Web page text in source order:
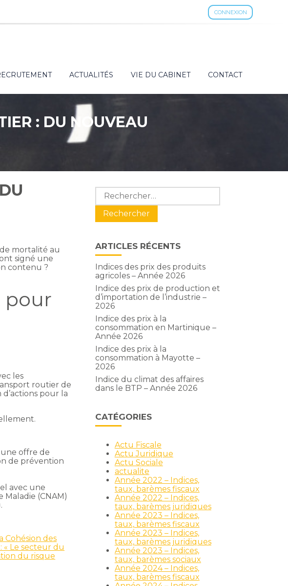
CONNEXION
ACTUALITÉS VIE DU CABINET CONTACT
: DU NOUVEAU
mortalité au
signé une
contenu ?
pour
les
routier de
pour la
offre de
de prévention
avec une
Maladie (CNAM)
Cohésion des
Le secteur du
du risque
Blog
sidebar
Rechercher :
ARTICLES RÉCENTS
Indices des prix des produits
agricoles – Année 2026
Indice des prix de production et
d’importation de l’industrie –
2026
Indice des prix à la
consommation en Martinique –
Année 2026
Indice des prix à la
consommation à Mayotte –
2026
Indice du climat des affaires
dans le BTP – Année 2026
CATÉGORIES
Actu Fiscale
Actu Juridique
Actu Sociale
actualite
Année 2022 – Indices,
taux, barèmes fiscaux
Année 2022 – Indices,
taux, barèmes juridiques
Année 2023 – Indices,
taux, barèmes fiscaux
Année 2023 – Indices,
taux, barèmes juridiques
Année 2023 – Indices,
taux, barèmes sociaux
Année 2024 – Indices,
taux, barèmes fiscaux